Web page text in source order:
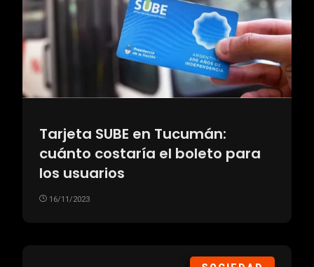
Tarjeta SUBE en Tucumán:
cuánto costaría el boleto para
los usuarios
16/11/2023